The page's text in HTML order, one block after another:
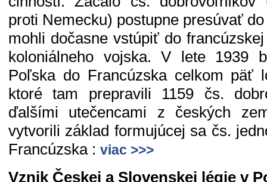
proti Nemecku) postupne presúvať
mohli dočasne vstúpiť do
koloniálneho vojska. V lete 1939
Poľska do Francúzska celkom päť
ktoré tam prepravili 1159 čs.
ďalšími utečencami z českých
vytvorili základ formujúcej sa čs.
Francúzska : viac >>>
Vznik Českej a Slovenskej légie v